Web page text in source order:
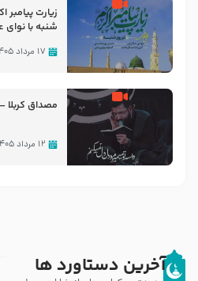
زیارت پیامبر
شنبه با نوای
۱۷ مرداد ۱۴۰۵
مصداق
۱۲ مرداد ۱۴۰۵
آخرین دستاورد ها